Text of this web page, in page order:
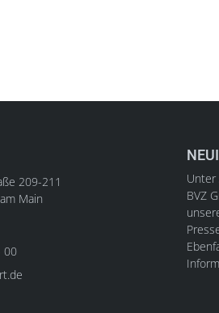
209-211
Main
00
Unter
BVZ